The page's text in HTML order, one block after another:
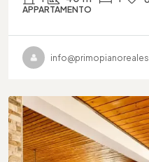
APPARTAMENTO